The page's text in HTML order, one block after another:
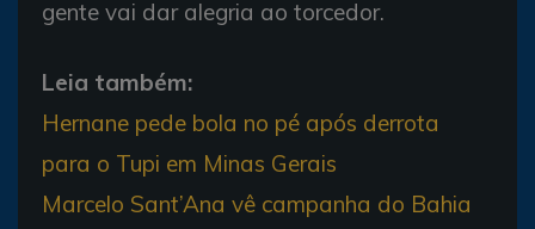
gente vai dar alegria ao torcedor.
Leia também:
Hernane pede bola no pé após derrota
para o Tupi em Minas Gerais
Marcelo Sant’Ana vê campanha do Bahia